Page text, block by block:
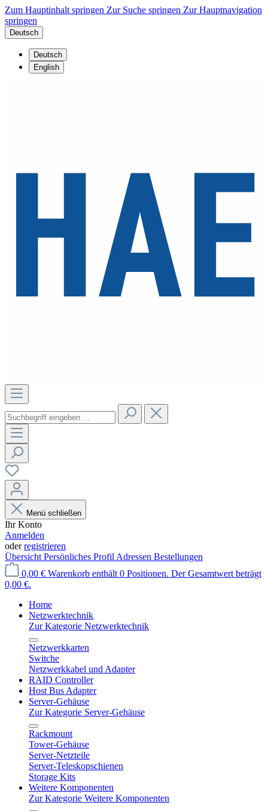
Zum Hauptinhalt springen Zur Suche springen Zur Hauptnavigation
springen
Deutsch
Deutsch
English
Menü schließen
Ihr Konto
Anmelden
oderregistrieren
Übersicht Persönliches Profil Adressen Bestellungen
0,00 € Warenkorb enthält 0 Positionen. Der Gesamtwert beträgt
0,00 €.
Home
Netzwerktechnik
Zur Kategorie Netzwerktechnik
Netzwerkkarten
Switche
Netzwerkkabel und Adapter
RAID Controller
Host Bus Adapter
Server-Gehäuse
Zur Kategorie Server-Gehäuse
Rackmount
Tower-Gehäuse
Server-Netzteile
Server-Teleskopschienen
Storage Kits
Weitere Komponenten
Zur Kategorie Weitere Komponenten